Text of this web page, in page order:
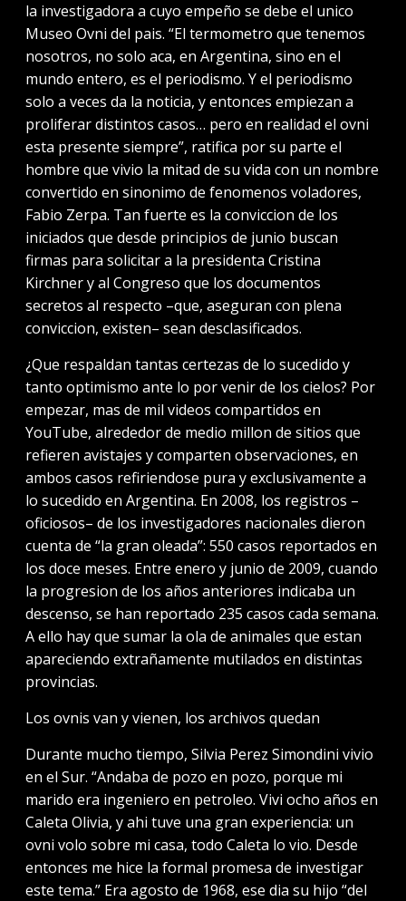
la investigadora a cuyo empeño se debe el unico
Museo Ovni del pais. “El termometro que tenemos
nosotros, no solo aca, en Argentina, sino en el
mundo entero, es el periodismo. Y el periodismo
solo a veces da la noticia, y entonces empiezan a
proliferar distintos casos… pero en realidad el ovni
esta presente siempre”, ratifica por su parte el
hombre que vivio la mitad de su vida con un nombre
convertido en sinonimo de fenomenos voladores,
Fabio Zerpa. Tan fuerte es la conviccion de los
iniciados que desde principios de junio buscan
firmas para solicitar a la presidenta Cristina
Kirchner y al Congreso que los documentos
secretos al respecto –que, aseguran con plena
conviccion, existen– sean desclasificados.
¿Que respaldan tantas certezas de lo sucedido y
tanto optimismo ante lo por venir de los cielos? Por
empezar, mas de mil videos compartidos en
YouTube, alrededor de medio millon de sitios que
refieren avistajes y comparten observaciones, en
ambos casos refiriendose pura y exclusivamente a
lo sucedido en Argentina. En 2008, los registros –
oficiosos– de los investigadores nacionales dieron
cuenta de “la gran oleada”: 550 casos reportados en
los doce meses. Entre enero y junio de 2009, cuando
la progresion de los años anteriores indicaba un
descenso, se han reportado 235 casos cada semana.
A ello hay que sumar la ola de animales que estan
apareciendo extrañamente mutilados en distintas
provincias.
Los ovnis van y vienen, los archivos quedan
Durante mucho tiempo, Silvia Perez Simondini vivio
en el Sur. “Andaba de pozo en pozo, porque mi
marido era ingeniero en petroleo. Vivi ocho años en
Caleta Olivia, y ahi tuve una gran experiencia: un
ovni volo sobre mi casa, todo Caleta lo vio. Desde
entonces me hice la formal promesa de investigar
este tema.” Era agosto de 1968, ese dia su hijo “del